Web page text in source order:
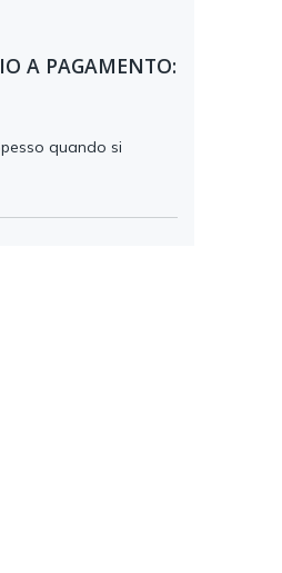
A PAGAMENTO:
quando si